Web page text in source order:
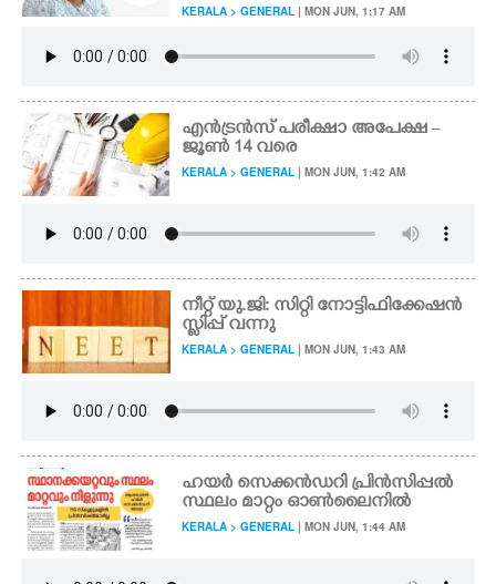
KERALA > GENERAL | MON JUN, 1:17 AM
എൻട്രൻസ് പരീക്ഷാ അപേക്ഷ –
ജൂൺ 14 വരെ
KERALA > GENERAL | MON JUN, 1:42 AM
നീറ്റ് യു.ജി: സിറ്റി നോട്ടിഫിക്കേഷൻ
സ്ളിപ്പ് വന്നു
KERALA > GENERAL | MON JUN, 1:43 AM
ഹയർ സെക്കൻഡറി പ്രിൻസിപ്പൽ
സ്ഥലം മാറ്റം ഓൺലൈനിൽ
KERALA > GENERAL | MON JUN, 1:44 AM